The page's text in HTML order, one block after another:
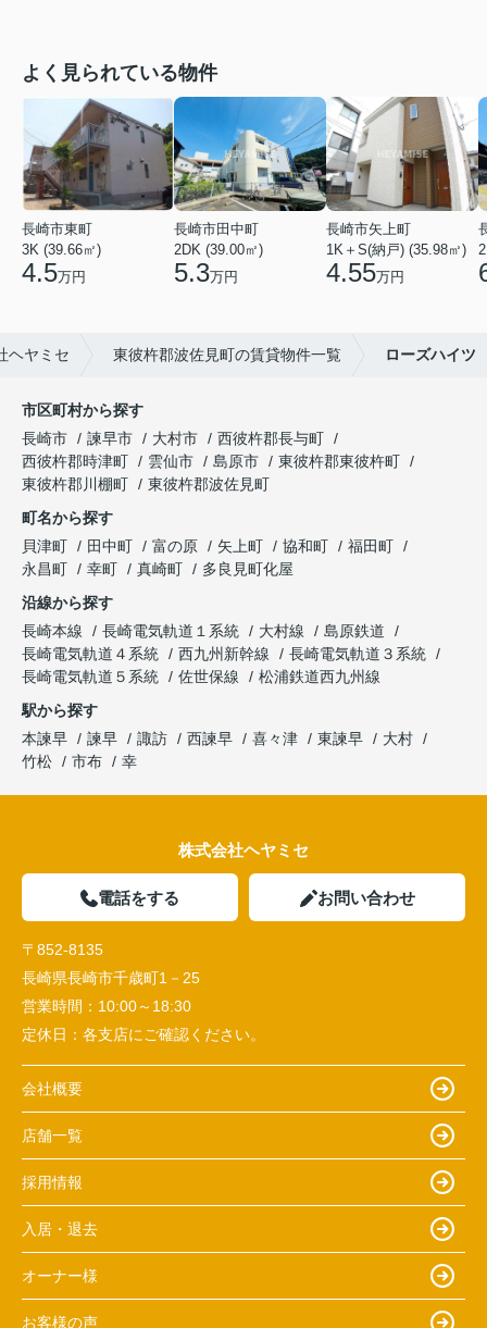
よく見られている物件
長崎市東町
3K (39.66㎡)
4.5万円
長崎市田中町
2DK (39.00㎡)
5.3万円
長崎市矢上町
1K＋S(納戸) (35.98㎡)
4.55万円
ヘヤミセ 東彼杵郡波佐見町の賃貸物件一覧 ローズハイツ
市区町村から探す
長崎市
諫早市 大村市
西彼杵郡長与町
西彼杵郡時津町
雲仙市 島原市
東彼杵郡東彼杵町
東彼杵郡川棚町
東彼杵郡波佐見町
町名から探す
貝津町
田中町 富の原 矢上町 協和町
福田町
永昌町
幸町 真崎町
多良見町化屋
沿線から探す
長崎本線
長崎電気軌道１系統 大村線
島原鉄道
長崎電気軌道４系統
西九州新幹線
長崎電気軌道３系統
長崎電気軌道５系統
佐世保線
松浦鉄道西九州線
駅から探す
本諫早
諫早 諏訪 西諫早 喜々津 東諫早
大村
竹松
市布 幸
株式会社ヘヤミセ
電話をする お問い合わせ
〒852-8135
長崎県長崎市千歳町1－25
営業時間： 10:00～18:30
定休日： 各支店にご確認ください。
会社概要
店舗一覧
採用情報
入居・退去
オーナー様
お客様の声